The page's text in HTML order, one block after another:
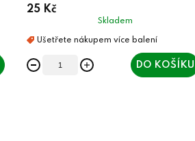
25 Kč
Skladem
DO KOŠÍKU